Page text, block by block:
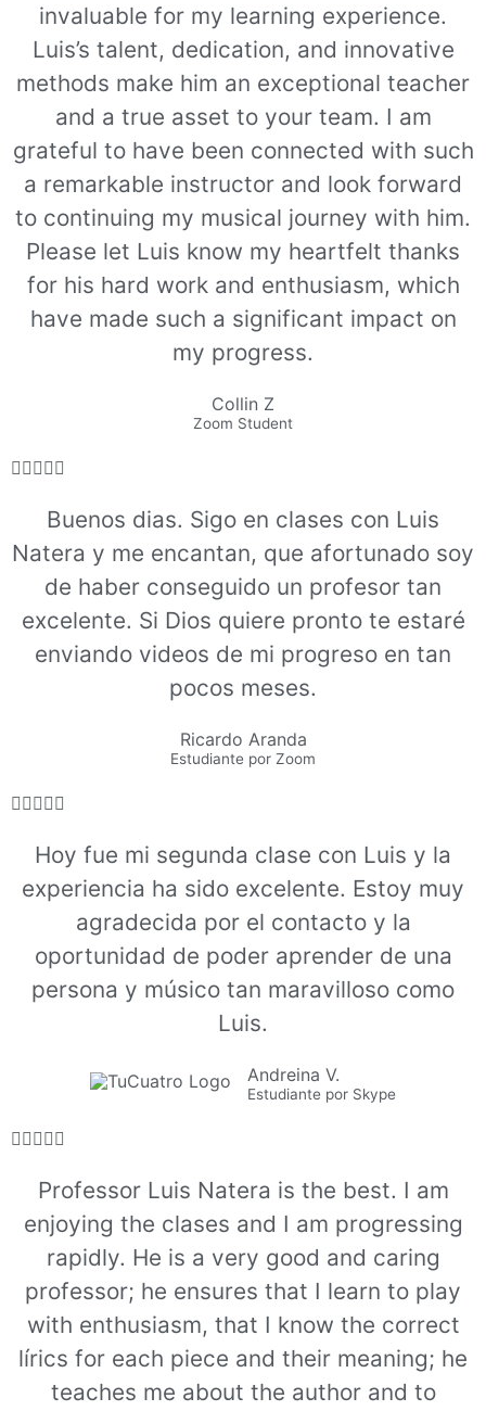
invaluable for my learning experience.
Luis’s talent, dedication, and innovative
methods make him an exceptional teacher
and a true asset to your team. I am
grateful to have been connected with such
a remarkable instructor and look forward
to continuing my musical journey with him.
Please let Luis know my heartfelt thanks
for his hard work and enthusiasm, which
have made such a significant impact on
my progress.
Collin Z
Zoom Student

Buenos dias. Sigo en clases con Luis
Natera y me encantan, que afortunado soy
de haber conseguido un profesor tan
excelente. Si Dios quiere pronto te estaré
enviando videos de mi progreso en tan
pocos meses.
Ricardo Aranda
Estudiante por Zoom

Hoy fue mi segunda clase con Luis y la
experiencia ha sido excelente. Estoy muy
agradecida por el contacto y la
oportunidad de poder aprender de una
persona y músico tan maravilloso como
Luis.
Andreina V.
Estudiante por Skype

Professor Luis Natera is the best. I am
enjoying the clases and I am progressing
rapidly. He is a very good and caring
professor; he ensures that I learn to play
with enthusiasm, that I know the correct
lírics for each piece and their meaning; he
teaches me about the author and to